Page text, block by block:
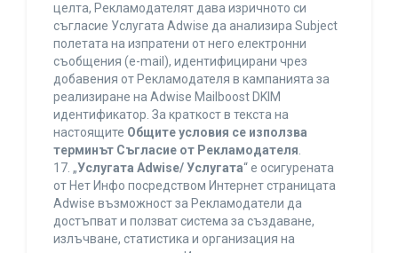
целта, Рекламодателят дава изричното си
съгласие Услугата Adwise да анализира Subject
полетата на изпратени от него електронни
съобщения (e-mail), идентифицирани чрез
добавения от Рекламодателя в кампанията за
реализиране на Adwise Mailboost DKIM
идентификатор. За краткост в текста на
настоящите Общите условия се използва
терминът Съгласие от Рекламодателя.
17. „Услугата Adwise/ Услугата“ е осигурената
от Нет Инфо посредством Интернет страницата
Adwise възможност за Рекламодатели да
достъпват и ползват система за създаване,
излъчване, статистика и организация на